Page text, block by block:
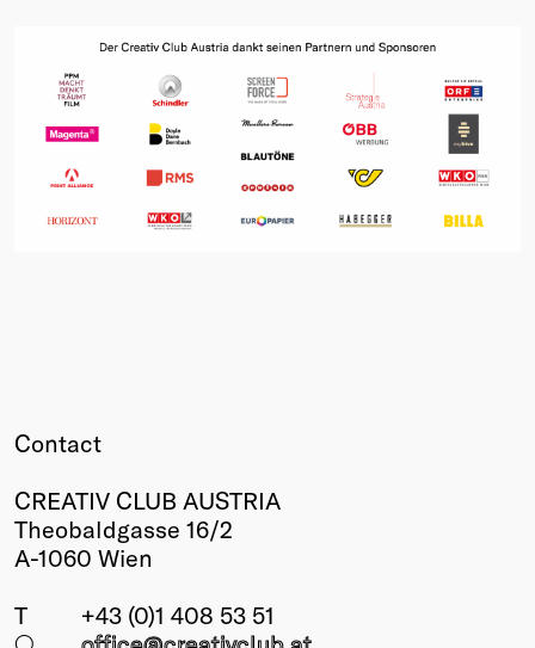
Contact
CREATIV CLUB AUSTRIA
Theobaldgasse 16/2
A-1060 Wien
T
+43 (0)1 408 53 51